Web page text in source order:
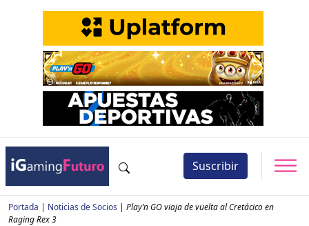
Suscribir
Portada | Noticias de Socios | Play’n GO viaja de vuelta al Cretácico en
Raging Rex 3